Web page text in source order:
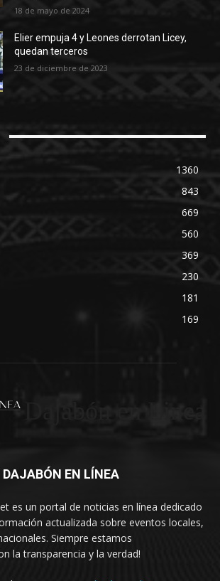
18 de mayo de 2024
Elier empuja 4 y Leones derrotan Licey,
quedan terceros
23 de diciembre de 2023
1360
843
669
560
369
230
181
169
DAJABÓN EN LÍNEA
es un portal de noticias en línea dedicado
actualizada sobre eventos locales,
Siempre estamos
la transparencia y la verdad!